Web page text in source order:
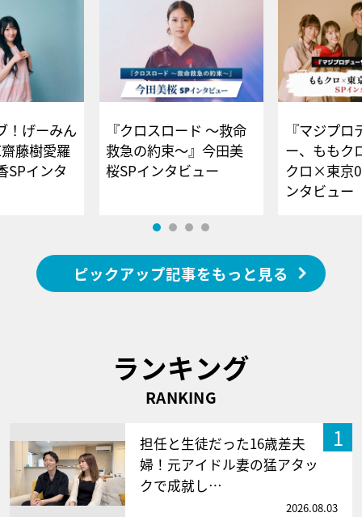
！げーみん
藤樹愛羅
SPインタ
『クロスロード ～救命
救急の約束～』今田美
桜SPインタビュー
『マジプロ
ー、ももク
クロ×東京
ンタビュー
ピックアップ記事をもっと見る
ランキング
RANKING
1
担任と生徒だった16歳差夫
婦！元アイドル妻の猛アタッ
クで成就し…
2026.08.03